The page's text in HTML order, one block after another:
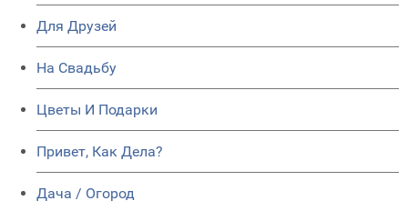
Для Друзей
На Свадьбу
Цветы И Подарки
Привет, Как Дела?
Дача / Огород